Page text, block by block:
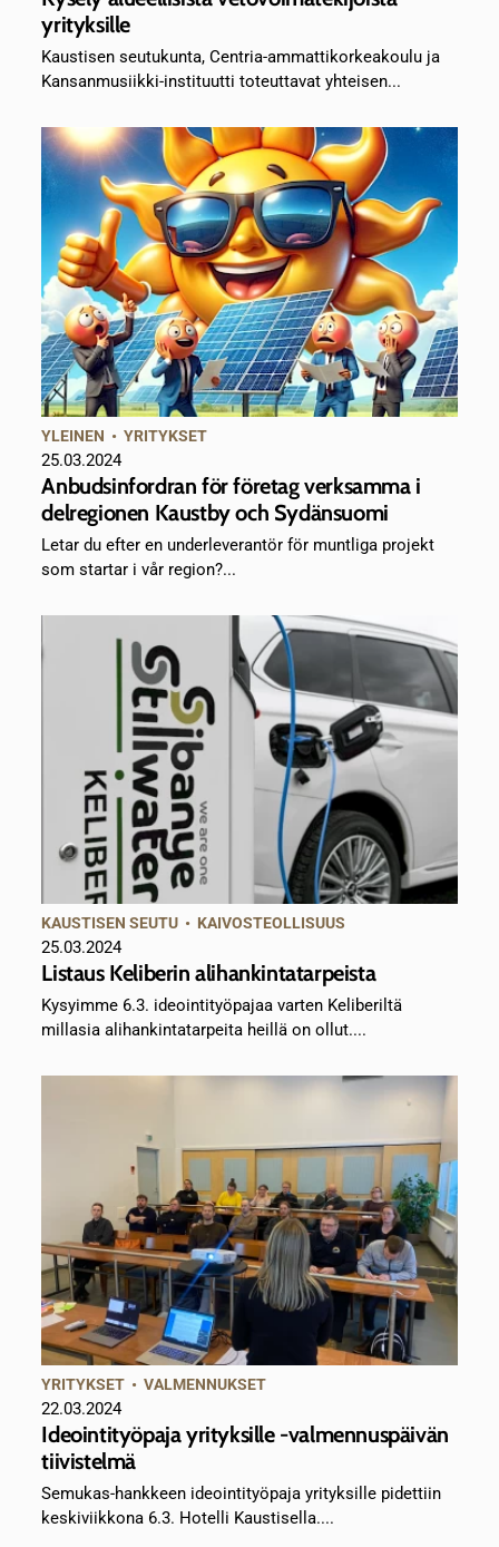
yrityksille
Kaustisen seutukunta, Centria-ammattikorkeakoulu ja
Kansanmusiikki-instituutti toteuttavat yhteisen...
YLEINEN •YRITYKSET
25.03.2024
Anbudsinfordran för företag verksamma i
delregionen Kaustby och Sydänsuomi
Letar du efter en underleverantör för muntliga projekt
som startar i vår region?...
KAUSTISEN SEUTU • KAIVOSTEOLLISUUS
25.03.2024
Listaus Keliberin alihankintatarpeista
Kysyimme 6.3. ideointityöpajaa varten Keliberiltä
millasia alihankintatarpeita heillä on ollut....
YRITYKSET •VALMENNUKSET
22.03.2024
Ideointityöpaja yrityksille -valmennuspäivän
tiivistelmä
Semukas-hankkeen ideointityöpaja yrityksille pidettiin
keskiviikkona 6.3. Hotelli Kaustisella....